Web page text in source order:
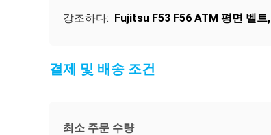
강조하다: Fujitsu F53 F56 ATM 평면 벨트,
결제 및 배송 조건
최소 주문 수량